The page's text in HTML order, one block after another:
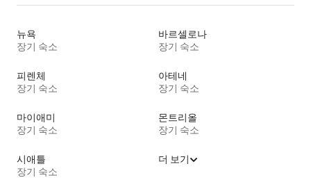
뉴욕
장기 숙소
바르셀로나
장기 숙소
피렌체
장기 숙소
아테네
장기 숙소
마이애미
장기 숙소
몬트리올
장기 숙소
시애틀
장기 숙소
더 보기